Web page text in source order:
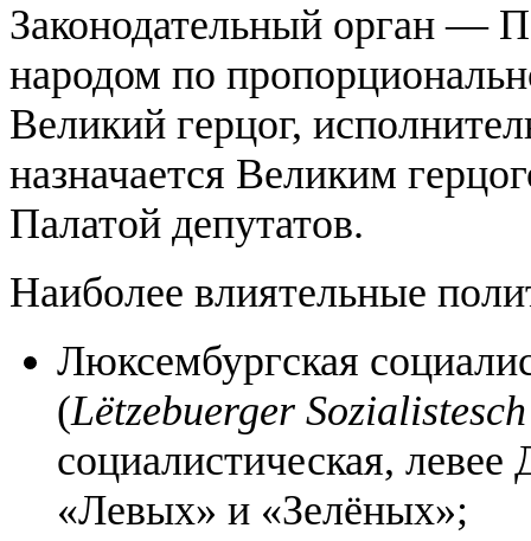
Законодательный орган —
народом по
Великий герцог,
назначается Великим
Палатой депутатов.
Наиболее влиятельные
Люксембургская
(Lëtzebuerger
социалистическая,
«Левых» и «Зелёных»;